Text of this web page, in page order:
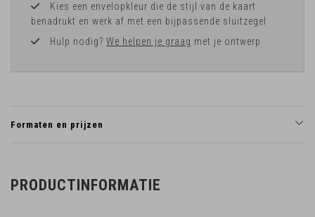
Kies een envelopkleur die de stijl van de kaart
benadrukt en werk af met een bijpassende sluitzegel
Hulp nodig? We helpen je graag met je ontwerp
Formaten en prijzen
PRODUCTINFORMATIE